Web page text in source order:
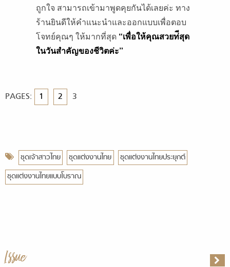
ถูกใจ สามารถเข้ามาพูดคุยกันได้เลยค่ะ ทาง
ร้านยินดีให้คําแนะนําและออกแบบเพื่อตอบ
โจทย์คุณๆ ให้มากที่สุด “เพื่อให้คุณสวยท่ีสุด
ในวันสําคัญของชีวิตค่ะ”
PAGES: 1 2 3
ชุดเจ้าสาวไทย ชุดแต่งงานไทย
ชุดแต่งงานไทยประยุกต์
ชุดแต่งงานไทยแบบโบราณ
Issue